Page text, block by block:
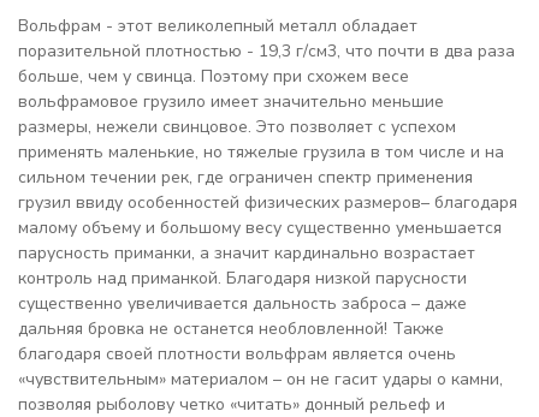
Вольфрам - этот великолепный металл обладает
поразительной плотностью - 19,3 г/см3, что почти в два раза
больше, чем у свинца. Поэтому при схожем весе
вольфрамовое грузило имеет значительно меньшие
размеры, нежели свинцовое. Это позволяет с успехом
применять маленькие, но тяжелые грузила в том числе и на
сильном течении рек, где ограничен спектр применения
грузил ввиду особенностей физических размеров– благодаря
малому объему и большому весу существенно уменьшается
парусность приманки, а значит кардинально возрастает
контроль над приманкой. Благодаря низкой парусности
существенно увеличивается дальность заброса – даже
дальняя бровка не останется необловленной! Также
благодаря своей плотности вольфрам является очень
«чувствительным» материалом – он не гасит удары о камни,
позволяя рыболову четко «читать» донный рельеф и